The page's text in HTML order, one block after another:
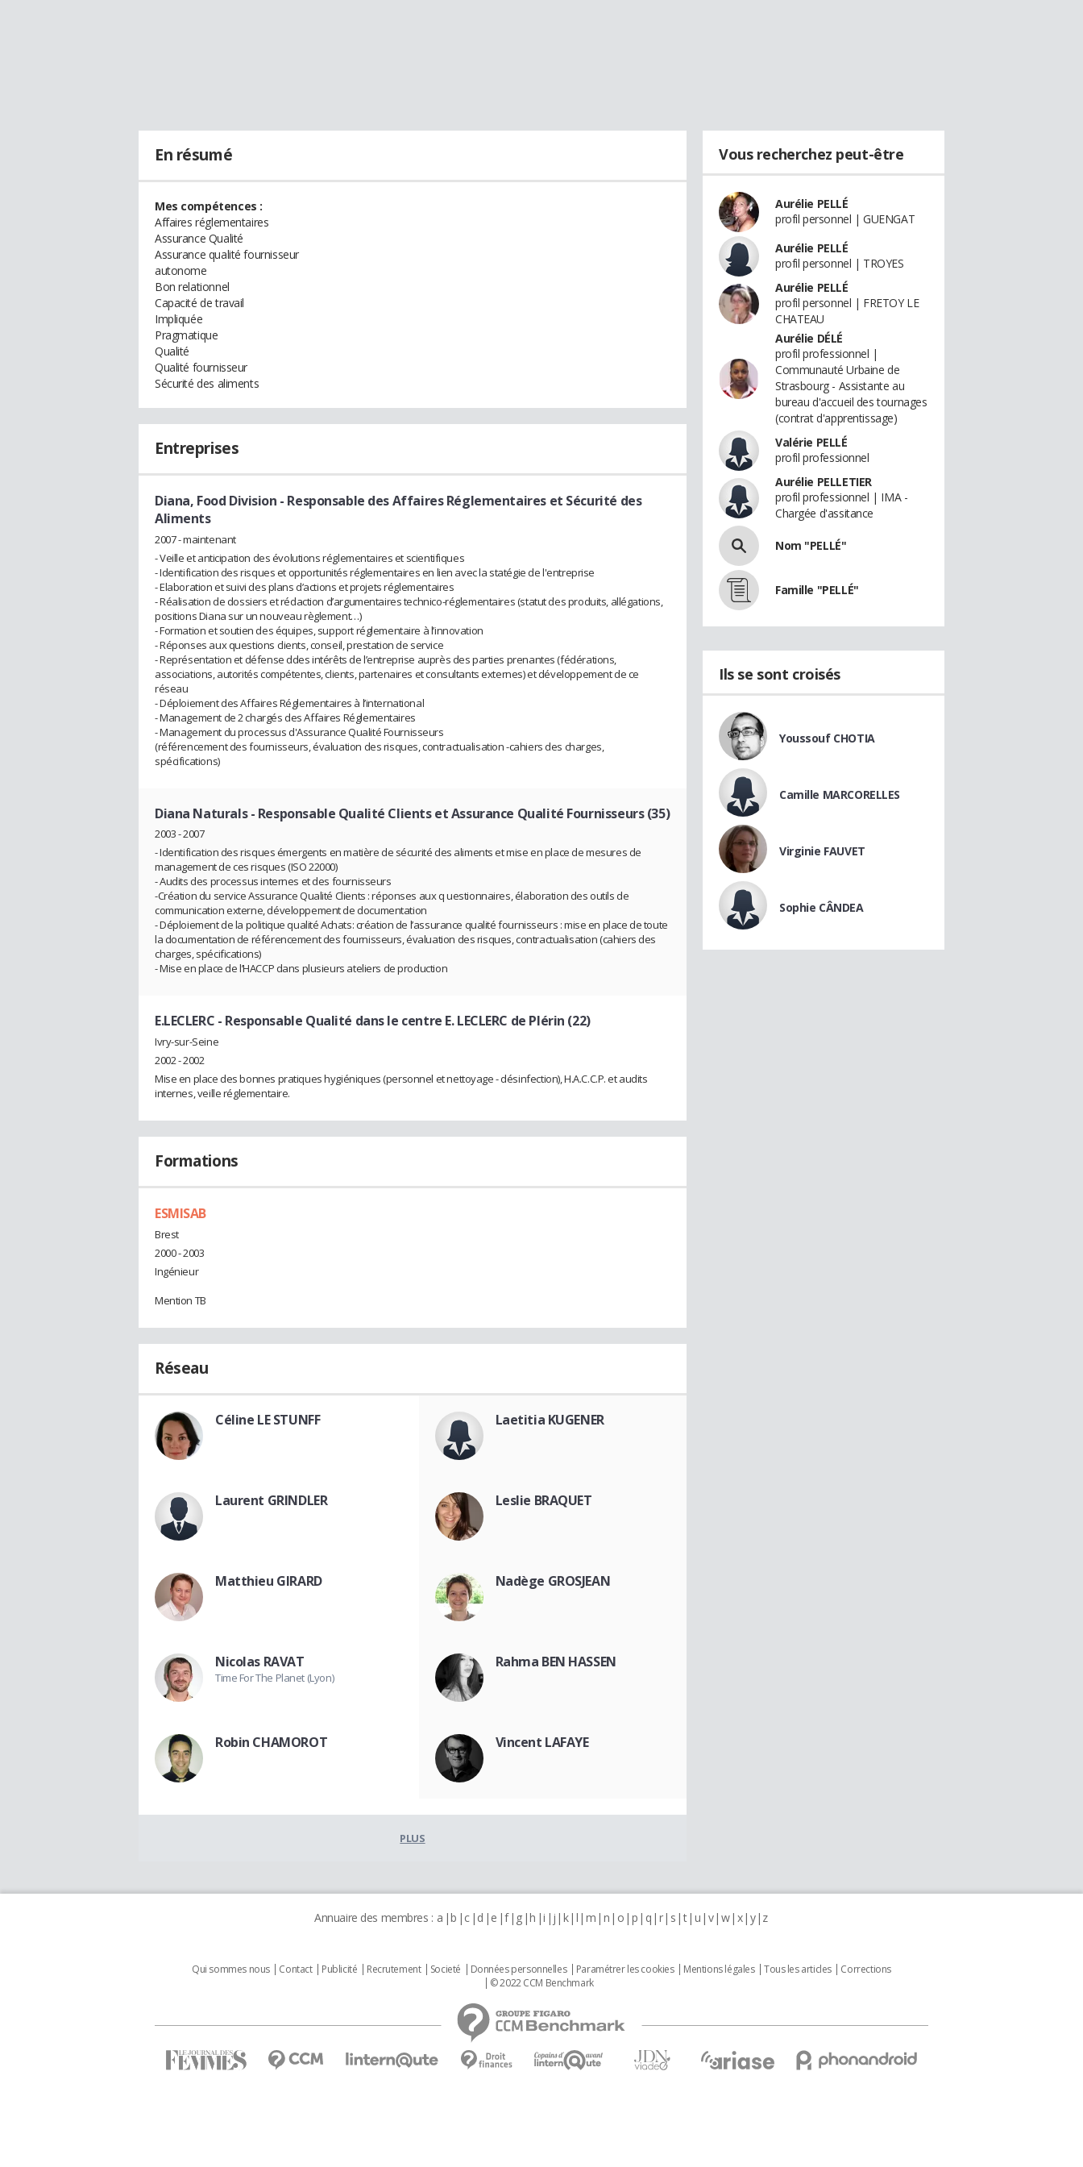
En résumé
Mes compétences :
Affaires réglementaires
Assurance Qualité
Assurance qualité fournisseur
autonome
Bon relationnel
Capacité de travail
Impliquée
Pragmatique
Qualité
Qualité fournisseur
Sécurité des aliments
Entreprises
Diana, Food Division - Responsable des Affaires Réglementaires et Sécurité des
Aliments
2007 - maintenant
- Veille et anticipation des évolutions réglementaires et scientifiques
- Identification des risques et opportunités réglementaires en lien avec la statégie de l'entreprise
- Elaboration et suivi des plans d’actions et projets réglementaires
- Réalisation de dossiers et rédaction d’argumentaires technico-réglementaires (statut des produits, allégations,
positions Diana sur un nouveau règlement…)
- Formation et soutien des équipes, support réglementaire à l’innovation
- Réponses aux questions clients, conseil, prestation de service
- Représentation et défense ddes intérêts de l’entreprise auprès des parties prenantes (fédérations,
associations, autorités compétentes, clients, partenaires et consultants externes) et développement de ce
réseau
- Déploiement des Affaires Réglementaires à l’international
- Management de 2 chargés des Affaires Réglementaires
- Management du processus d'Assurance Qualité Fournisseurs
(référencement des fournisseurs, évaluation des risques, contractualisation -cahiers des charges,
spécifications)
Diana Naturals- Responsable Qualité Clients et Assurance Qualité Fournisseurs (35)
2003 - 2007
- Identification des risques émergents en matière de sécurité des aliments et mise en place de mesures de
management de ces risques (ISO 22000)
- Audits des processus internes et des fournisseurs
-Création du service Assurance Qualité Clients : réponses aux q uestionnaires, élaboration des outils de
communication externe, développement de documentation
- Déploiement de la politique qualité Achats: création de l’assurance qualité fournisseurs : mise en place de toute
la documentation de référencement des fournisseurs, évaluation des risques, contractualisation (cahiers des
charges, spécifications)
- Mise en place de l’HACCP dans plusieurs ateliers de production
E.LECLERC - Responsable Qualité dans le centre E. LECLERC de Plérin (22)
Ivry-sur-Seine
2002 - 2002
Mise en place des bonnes pratiques hygiéniques (personnel et nettoyage - désinfection), H.A.C.C.P. et audits
internes, veille réglementaire.
Formations
ESMISAB
Brest
2000 - 2003
Ingénieur
Mention TB
Réseau
Céline LE STUNFF Laetitia KUGENER
Laurent GRINDLER Leslie BRAQUET
Matthieu GIRARD Nadège GROSJEAN
Nicolas RAVAT
Time For The Planet (Lyon)
Rahma BEN HASSEN
Robin CHAMOROT Vincent LAFAYE
PLUS
Vous recherchez peut-être
Aurélie PELLÉ
profil personnel | GUENGAT
Aurélie PELLÉ
profil personnel | TROYES
Aurélie PELLÉ
profil personnel | FRETOY LE
CHATEAU
Aurélie DÉLÉ
profil professionnel |
Communauté Urbaine de
Strasbourg - Assistante au
bureau d'accueil des tournages
(contrat d'apprentissage)
Valérie PELLÉ
profil professionnel
Aurélie PELLETIER
profil professionnel | IMA -
Chargée d'assitance
Nom "PELLÉ"
Famille "PELLÉ"
Ils se sont croisés
Youssouf CHOTIA
Camille MARCORELLES
Virginie FAUVET
Sophie CÂNDEA
Annuaire des membres : a b c d e f g h i j k l m n o p q r s t u v w x y z
Qui sommes nous Contact Publicité Recrutement Societé Données personnelles Paramétrer les cookies Mentions légales Tous les articles
Corrections
© 2022 CCM Benchmark